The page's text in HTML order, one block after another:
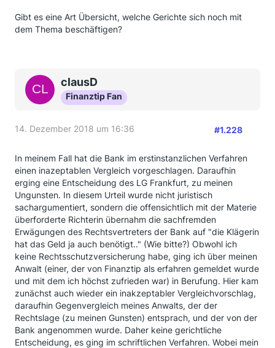
Gibt es eine Art Übersicht, welche Gerichte sich noch mit
dem Thema beschäftigen?
clausD
Finanztip Fan
14. Dezember 2018 um 16:36 #1.228
In meinem Fall hat die Bank im erstinstanzlichen Verfahren
einen inazeptablen Vergleich vorgeschlagen. Daraufhin
erging eine Entscheidung des LG Frankfurt, zu meinen
Ungunsten. In diesem Urteil wurde nicht juristisch
sachargumentiert, sondern die offensichtlich mit der Materie
überforderte Richterin übernahm die sachfremden
Erwägungen des Rechtsvertreters der Bank auf "die Klägerin
hat das Geld ja auch benötigt.." (Wie bitte?) Obwohl ich
keine Rechtsschutzversicherung habe, ging ich über meinen
Anwalt (einer, der von Finanztip als erfahren gemeldet wurde
und mit dem ich höchst zufrieden war) in Berufung. Hier kam
zunächst auch wieder ein inakzeptabler Vergleichvorschlag,
daraufhin Gegenvergleich meines Anwalts, der der
Rechtslage (zu meinen Gunsten) entsprach, und der von der
Bank angenommen wurde. Daher keine gerichtliche
Entscheidung, es ging im schriftlichen Verfahren. Wobei mein